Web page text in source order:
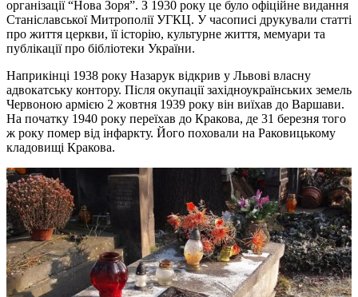
організації “Нова Зоря”. З 1930 року це було офіційне видання
Станіславської Митрополії УГКЦ. У часописі друкували статті
про життя церкви, її історію, культурне життя, мемуари та
публікації про бібліотеки України.
Наприкінці 1938 року Назарук відкрив у Львові власну
адвокатську контору. Після окупації західноукраїнських земель
Червоною армією 2 жовтня 1939 року він виїхав до Варшави.
На початку 1940 року переїхав до Кракова, де 31 березня того
ж року помер від інфаркту. Його поховали на Раковицькому
кладовищі Кракова.